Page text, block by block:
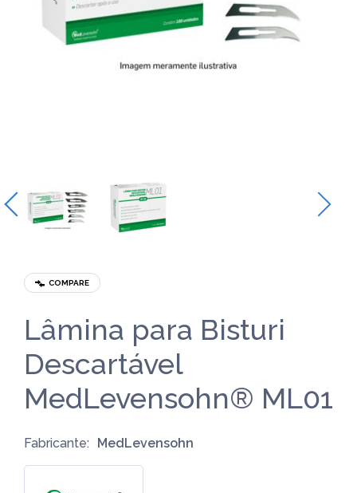
COMPARE
Lâmina para Bisturi
Descartável
MedLevensohn® ML01
Fabricante: MedLevensohn